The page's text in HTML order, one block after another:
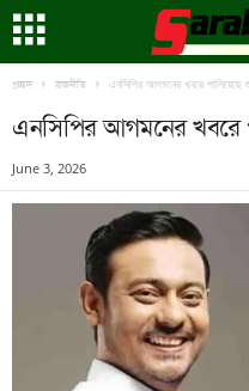
প্রচ্ছদ রাজনীতি এনসিপির আগমনের খবরে পালিয়েছে
এনসিপির আগমনের খবরে
June 3, 2026